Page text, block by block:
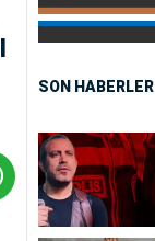
SON HABERLER